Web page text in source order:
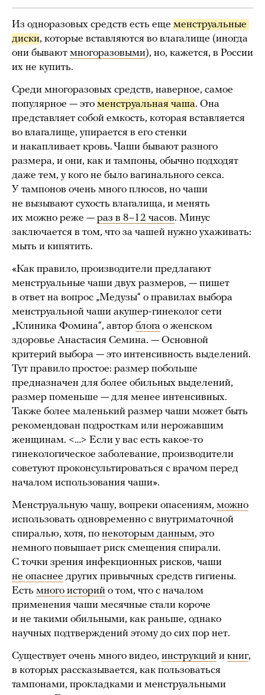
Из одноразовых средств есть еще менструальные
диски, которые вставляются во влагалище (иногда
они бывают многоразовыми), но, кажется, в России
их не купить.
Среди многоразовых средств, наверное, самое
популярное — это менструальная чаша. Она
представляет собой емкость, которая вставляется
во влагалище, упирается в его стенки
и накапливает кровь. Чаши бывают разного
размера, и они, как и тампоны, обычно подходят
даже тем, у кого не было вагинального секса.
У тампонов очень много плюсов, но чаши
не вызывают сухость влагалища, и менять
их можно реже — раз в 8–12 часов. Минус
заключается в том, что за чашей нужно ухаживать:
мыть и кипятить.
«Как правило, производители предлагают
менструальные чаши двух размеров, — пишет
в ответ на вопрос „Медузы“ о правилах выбора
менструальной чаши акушер-гинеколог сети
„Клиника Фомина“, автор блога о женском
здоровье Анастасия Семина. — Основной
критерий выбора — это интенсивность выделений.
Тут правило простое: размер побольше
предназначен для более обильных выделений,
размер поменьше — для менее интенсивных.
Также более маленький размер чаши может быть
рекомендован подросткам или нерожавшим
женщинам. <…> Если у вас есть какое-то
гинекологическое заболевание, производители
советуют проконсультироваться с врачом перед
началом использования чаши».
Менструальную чашу, вопреки опасениям, можно
использовать одновременно с внутриматочной
спиралью, хотя, по некоторым данным, это
немного повышает риск смещения спирали.
С точки зрения инфекционных рисков, чаши
не опаснее других привычных средств гигиены.
Есть много историй о том, что с началом
применения чаши месячные стали короче
и не такими обильными, как раньше, однако
научных подтверждений этому до сих пор нет.
Существует очень много видео, инструкций и книг,
в которых рассказывается, как пользоваться
тампонами, прокладками и менструальными